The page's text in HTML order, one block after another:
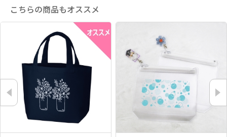
こちらの商品もオススメ